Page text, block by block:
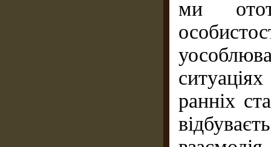
ми
ранніх